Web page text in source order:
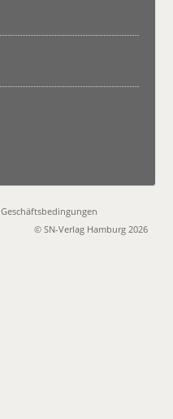
© SN-Verlag Hamburg 2026